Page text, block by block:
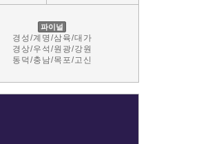
파이널
경성/계명/삼육/대가
경상/우석/원광/강원
동덕/충남/목포/고신